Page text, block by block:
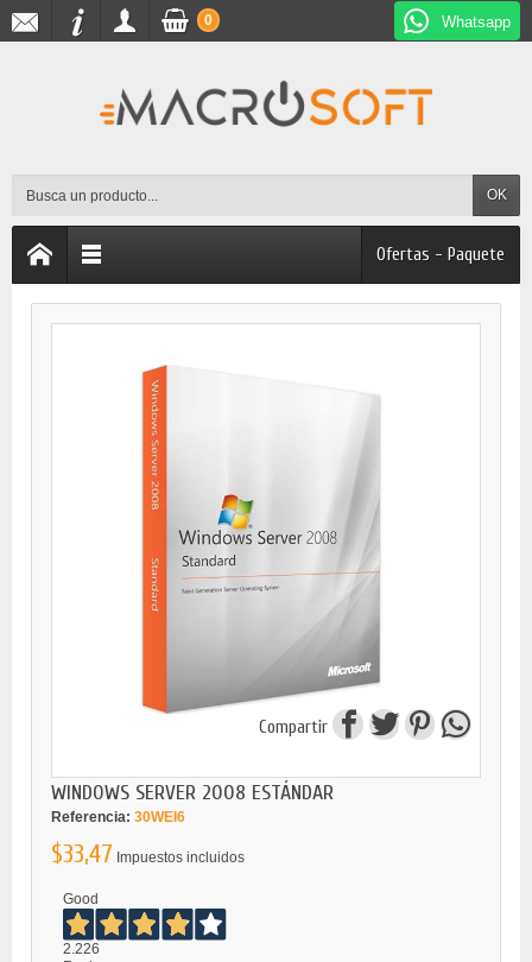
Whatsapp
OK
0
Ofertas - Paquete
Compartir
WINDOWS SERVER 2008 ESTÁNDAR
Referencia: 30WEI6
$33,47 Impuestos incluidos
Good
2.226